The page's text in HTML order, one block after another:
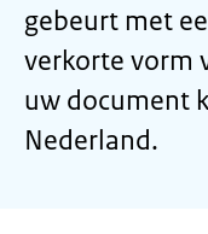
gebeurt met
verkorte vorm
uw document
Nederland.